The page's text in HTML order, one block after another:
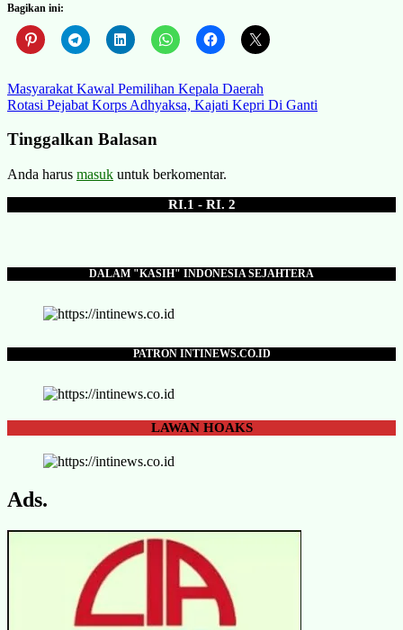
Bagikan ini:
Navigasi
pos
Masyarakat Kawal Pemilihan Kepala Daerah
Rotasi Pejabat Korps Adhyaksa, Kajati Kepri Di Ganti
Tinggalkan Balasan
Anda harus masuk untuk berkomentar.
RI.1 - RI. 2
DALAM "KASIH" INDONESIA SEJAHTERA
PATRON INTINEWS.CO.ID
LAWANHOAKS
Ads.